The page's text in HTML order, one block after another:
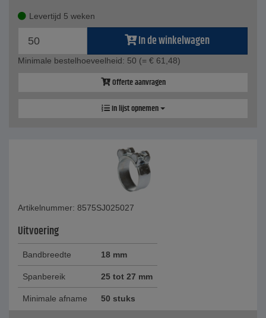
Levertijd 5 weken
In de winkelwagen
Minimale bestelhoeveelheid: 50 (= € 61,48)
Offerte aanvragen
In lijst opnemen
Artikelnummer: 8575SJ025027
Uitvoering
Bandbreedte 18 mm
Spanbereik 25 tot 27 mm
Minimale afname 50 stuks